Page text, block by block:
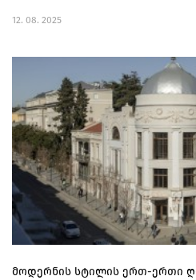
12. 08. 2025
მოდერნის სტილის ერთ-ერთი